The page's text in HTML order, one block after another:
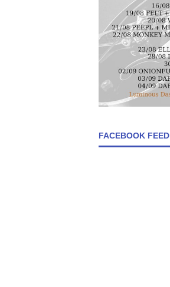
FACEBOOK FEED